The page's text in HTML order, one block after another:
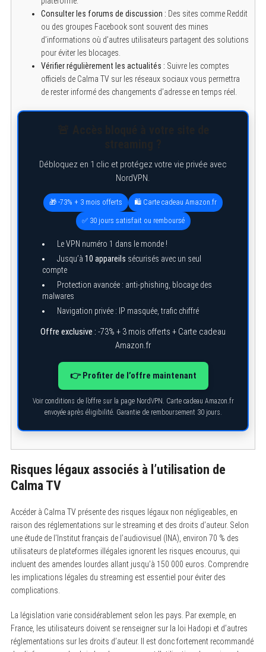
Consulter les forums de discussion : Des sites comme Reddit
ou des groupes Facebook sont souvent des mines
d’informations où d’autres utilisateurs partagent des solutions
pour éviter les blocages.
Vérifier régulièrement les actualités : Suivre les comptes
officiels de Calma TV sur les réseaux sociaux vous permettra
de rester informé des changements d’adresse en temps réel.
Débloquez en 1 clic et protégez votre vie privée avec
NordVPN.
🎁 -73% + 3 mois offerts 🛍️ Carte cadeau Amazon.fr
✅ 30 jours satisfait ou remboursé
Le VPN numéro 1 dans le monde !
Jusqu’à 10 appareils sécurisés avec un seul
compte
Protection avancée : anti-phishing, blocage des
malwares
Navigation privée : IP masquée, trafic chiffré
Offre exclusive : -73% + 3 mois offerts + Carte cadeau
Amazon.fr
👉 Profiter de l’offre maintenant
Voir conditions de l’offre sur la page NordVPN. Carte cadeau Amazon.fr
envoyée après éligibilité. Garantie de remboursement 30 jours.
Risques légaux associés à l’utilisation de
Calma TV
Accéder à Calma TV présente des risques légaux non négligeables, en
raison des réglementations sur le streaming et des droits d’auteur. Selon
une étude de l’Institut français de l’audiovisuel (INA), environ 70 % des
utilisateurs de plateformes illégales ignorent les risques encourus, qui
incluent des amendes lourdes allant jusqu’à 150 000 euros. Comprendre
les implications légales du streaming est essentiel pour éviter des
complications.
La législation varie considérablement selon les pays. Par exemple, en
France, les utilisateurs doivent se renseigner sur la loi Hadopi et d’autres
réglementations sur les droits d’auteur. Il est donc fortement recommandé
e
a